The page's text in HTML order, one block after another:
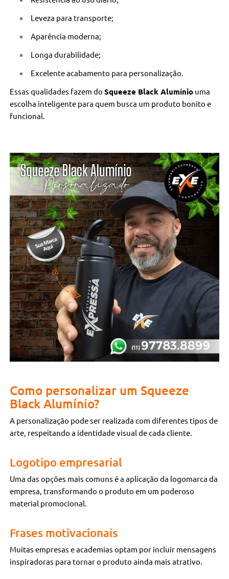
Leveza para transporte;
Aparência moderna;
Longa durabilidade;
Excelente acabamento para personalização.
Essas qualidades fazem doSqueeze Black Alumínio uma
escolha inteligente para quem busca um produto bonito e
funcional.
Como personalizar um Squeeze
Black Alumínio?
A personalização pode ser realizada com diferentes tipos de
arte, respeitando a identidade visual de cada cliente.
Logotipo empresarial
Uma das opções mais comuns é a aplicação da logomarca da
empresa, transformando o produto em um poderoso
material promocional.
Frases motivacionais
Muitas empresas e academias optam por incluir mensagens
inspiradoras para tornar o produto ainda mais atrativo.